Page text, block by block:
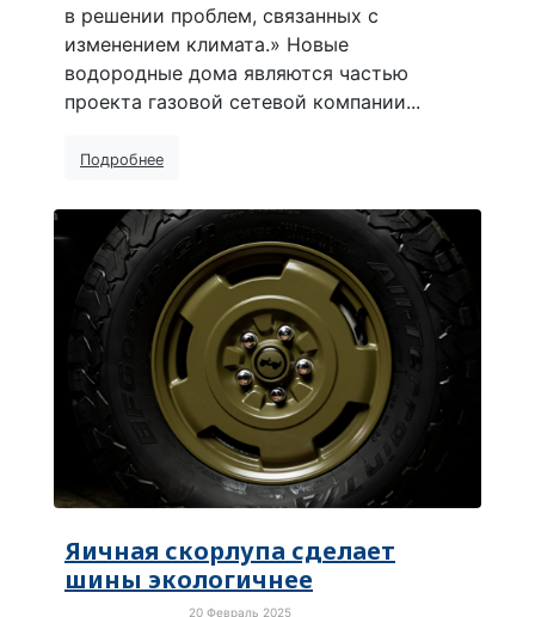
в решении проблем, связанных с
изменением климата.» Новые
водородные дома являются частью
проекта газовой сетевой компании...
Подробнее
Яичная скорлупа сделает
шины экологичнее
20 Февраль 2025